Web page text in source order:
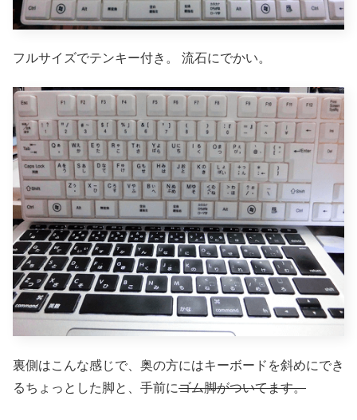
フルサイズでテンキー付き。 流石にでかい。
裏側はこんな感じで、奥の方にはキーボードを斜めにでき
るちょっとした脚と、手前にゴム脚がついてます。